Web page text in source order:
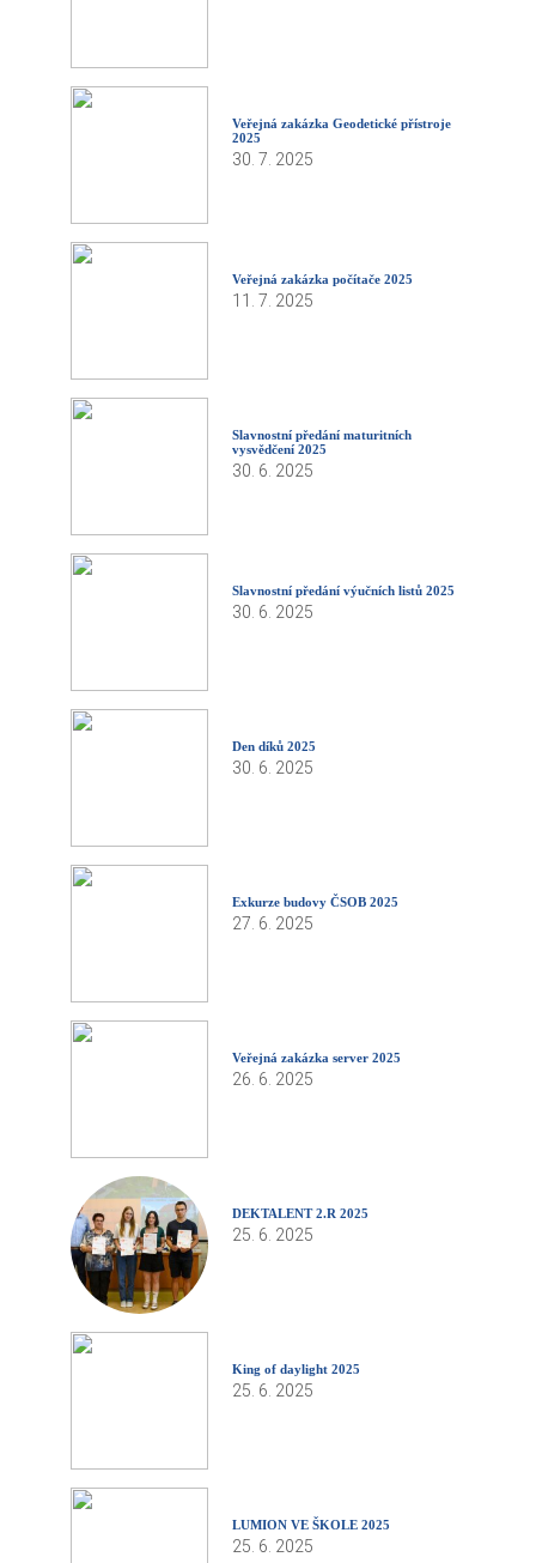
Veřejná zakázka Geodetické přístroje
2025
30. 7. 2025
Veřejná zakázka počítače 2025
11. 7. 2025
Slavnostní předání maturitních
vysvědčení 2025
30. 6. 2025
Slavnostní předání výučních listů 2025
30. 6. 2025
Den díků 2025
30. 6. 2025
Exkurze budovy ČSOB 2025
27. 6. 2025
Veřejná zakázka server 2025
26. 6. 2025
DEKTALENT 2.R 2025
25. 6. 2025
King of daylight 2025
25. 6. 2025
LUMION VE ŠKOLE 2025
25. 6. 2025